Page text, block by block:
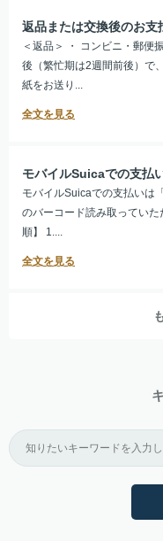
返品または交換後のお支
＜返品＞ ・ コンビニ・郵
後（繁忙期は2週間前後）
紙をお送り...
モバイルSuicaでの支払
モバイルSuicaでの支払いは
のバーコード読み取ってい
順】 1....